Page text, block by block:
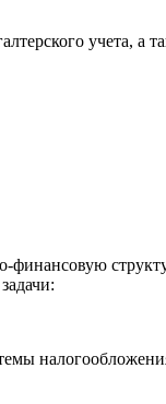
учета, а
финансовую